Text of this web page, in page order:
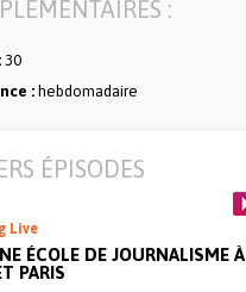
:
30
: hebdomadaire
ÉPISODES
Live
ÉCOLE DE JOURNALISME À
PARIS